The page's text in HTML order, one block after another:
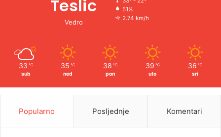
Teslic
Vedro
51%
2.74 km/h
33 ℃
sub
35 ℃
ned
38 ℃
pon
39 ℃
uto
36 ℃
sri
Popularno Posljednje Komentari